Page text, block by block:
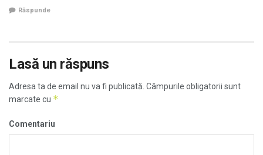
Răspunde
Lasă un răspuns
Adresa ta de email nu va fi publicată. Câmpurile obligatorii sunt
marcate cu *
Comentariu